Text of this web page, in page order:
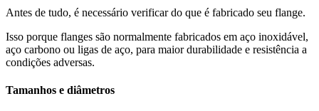
Antes de tudo, é necessário verificar do que é fabricado seu flange.
Isso porque flanges são normalmente fabricados em aço inoxidável,
aço carbono ou ligas de aço, para maior durabilidade e resistência a
condições adversas.
Tamanhos e diâmetros